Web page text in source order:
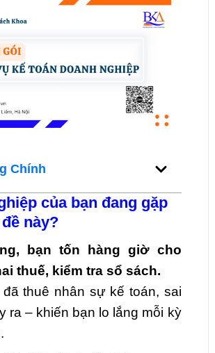
Chính
của bạn đang gặp
này?
bạn tốn hàng giờ cho
thuế, kiểm tra sổ sách.
thuê nhân sự kế toán, sai
ra – khiến bạn lo lắng mỗi kỳ